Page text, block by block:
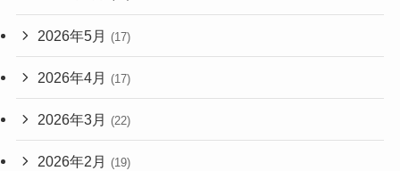
2026年5月 (17)
2026年4月 (17)
2026年3月 (22)
2026年2月 (19)